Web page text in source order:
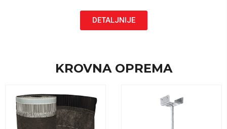
DETALJNIJE
KROVNA OPREMA